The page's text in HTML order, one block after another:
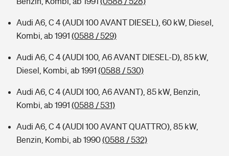
Audi A6, C 4 (AUDI 100 AVANT DIESEL), 60 kW, Diesel,
Kombi, ab 1991 (0588 / 529)
Audi A6, C 4 (AUDI 100, A6 AVANT DIESEL-D), 85 kW,
Diesel, Kombi, ab 1991 (0588 / 530)
Audi A6, C 4 (AUDI 100, A6 AVANT), 85 kW, Benzin,
Kombi, ab 1991 (0588 / 531)
Audi A6, C 4 (AUDI 100 AVANT QUATTRO), 85 kW,
Benzin, Kombi, ab 1990(0588 / 532)